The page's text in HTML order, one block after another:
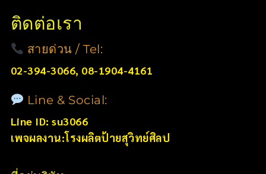
ติดต่อเรา
สายด่วน / Tel:
02-394-3066, 08-1904-4161
Line & Social:
Line ID: su3066
เพจผลงาน:โรงผลิตป้ายสุวิทย์ศิลป